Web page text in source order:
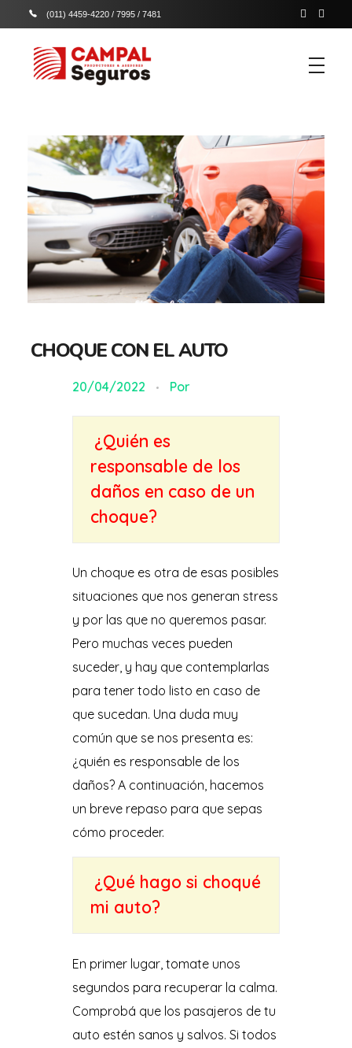
(011) 4459-4220 / 7995 / 7481
CHOQUE CON EL AUTO
20/04/2022 Por
¿Quién es
responsable de los
daños en caso de un
choque?
Un choque es otra de esas posibles
situaciones que nos generan stress
y por las que no queremos pasar.
Pero muchas veces pueden
suceder, y hay que contemplarlas
para tener todo listo en caso de
que sucedan. Una duda muy
común que se nos presenta es:
¿quién es responsable de los
daños? A continuación, hacemos
un breve repaso para que sepas
cómo proceder.
¿Qué hago si choqué
mi auto?
En primer lugar, tomate unos
segundos para recuperar la calma.
Comprobá que los pasajeros de tu
auto estén sanos y salvos. Si todos